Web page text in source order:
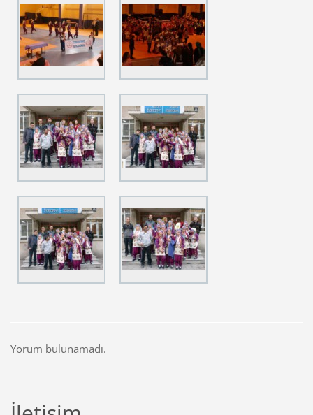
Yorum bulunamadı.